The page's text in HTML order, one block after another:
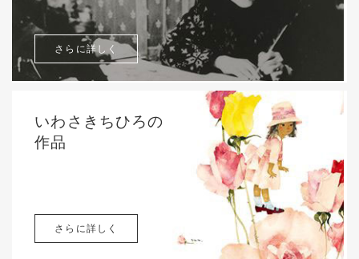
さらに詳しく
いわさきちひろの
作品
さらに詳しく